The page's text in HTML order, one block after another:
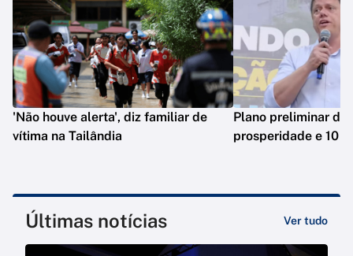
'Não houve alerta', diz familiar de
vítima na Tailândia
Plano preliminar de
prosperidade e 10
Últimas notícias Ver tudo